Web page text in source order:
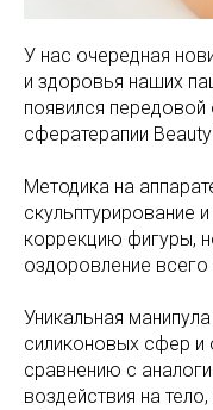
У нас очередная
и здоровья наших
появился передовой
сфератерапии
Методика на
скульптурирование
коррекцию фигуры,
оздоровление всего
Уникальная
силиконовых сфер и
сравнению с
воздействия на